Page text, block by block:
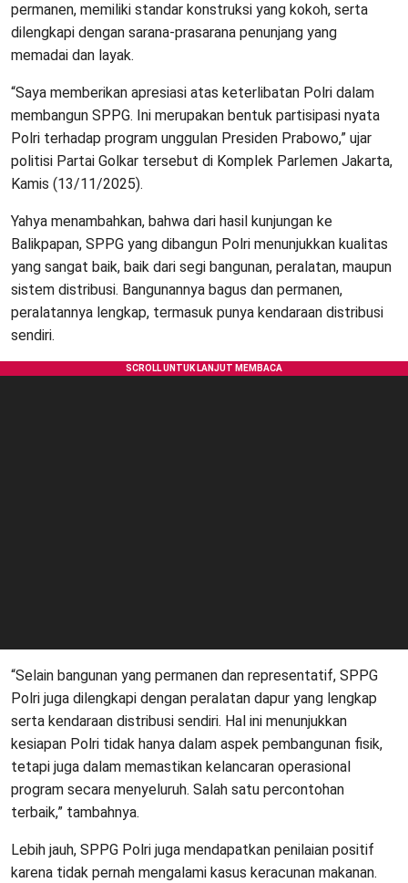
permanen, memiliki standar konstruksi yang kokoh, serta
dilengkapi dengan sarana-prasarana penunjang yang
memadai dan layak.
“Saya memberikan apresiasi atas keterlibatan Polri dalam
membangun SPPG. Ini merupakan bentuk partisipasi nyata
Polri terhadap program unggulan Presiden Prabowo,” ujar
politisi Partai Golkar tersebut di Komplek Parlemen Jakarta,
Kamis (13/11/2025).
Yahya menambahkan, bahwa dari hasil kunjungan ke
Balikpapan, SPPG yang dibangun Polri menunjukkan kualitas
yang sangat baik, baik dari segi bangunan, peralatan, maupun
sistem distribusi. Bangunannya bagus dan permanen,
peralatannya lengkap, termasuk punya kendaraan distribusi
sendiri.
“Selain bangunan yang permanen dan representatif, SPPG
Polri juga dilengkapi dengan peralatan dapur yang lengkap
serta kendaraan distribusi sendiri. Hal ini menunjukkan
kesiapan Polri tidak hanya dalam aspek pembangunan fisik,
tetapi juga dalam memastikan kelancaran operasional
program secara menyeluruh. Salah satu percontohan
terbaik,” tambahnya.
Lebih jauh, SPPG Polri juga mendapatkan penilaian positif
karena tidak pernah mengalami kasus keracunan makanan.